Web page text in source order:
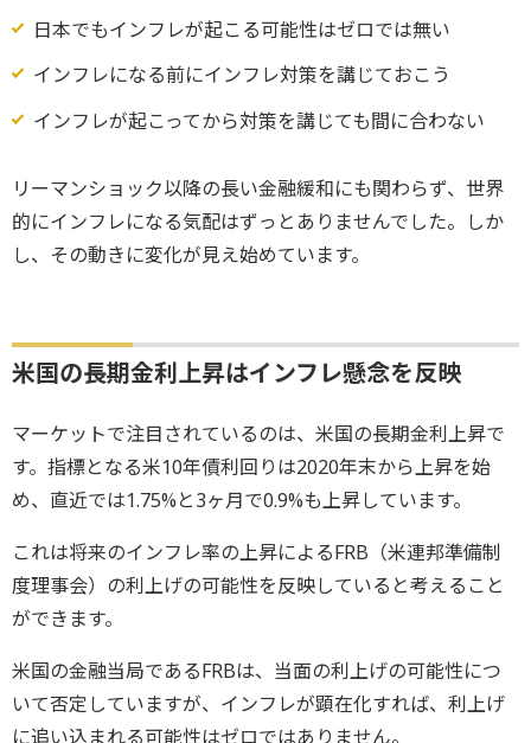
日本でもインフレが起こる可能性はゼロでは無い
インフレになる前にインフレ対策を講じておこう
インフレが起こってから対策を講じても間に合わない
リーマンショック以降の長い金融緩和にも関わらず、世界
的にインフレになる気配はずっとありませんでした。しか
し、その動きに変化が見え始めています。
米国の長期金利上昇はインフレ懸念を反映
マーケットで注目されているのは、米国の長期金利上昇で
す。指標となる米10年債利回りは2020年末から上昇を始
め、直近では1.75%と3ヶ月で0.9%も上昇しています。
これは将来のインフレ率の上昇によるFRB（米連邦準備制
度理事会）の利上げの可能性を反映していると考えること
ができます。
米国の金融当局であるFRBは、当面の利上げの可能性につ
いて否定していますが、インフレが顕在化すれば、利上げ
に追い込まれる可能性はゼロではありません。